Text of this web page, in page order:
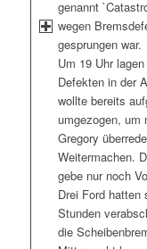
genannt
wegen
gesprungen war.
Um 19 Uhr
Defekten in der
wollte bereits
umgezogen, um
Gregory
Weitermachen.
gebe nur noch
Drei Ford hatten
Stunden
die